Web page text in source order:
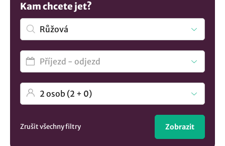
Kam chcete jet?
Zrušit všechny filtry Zobrazit